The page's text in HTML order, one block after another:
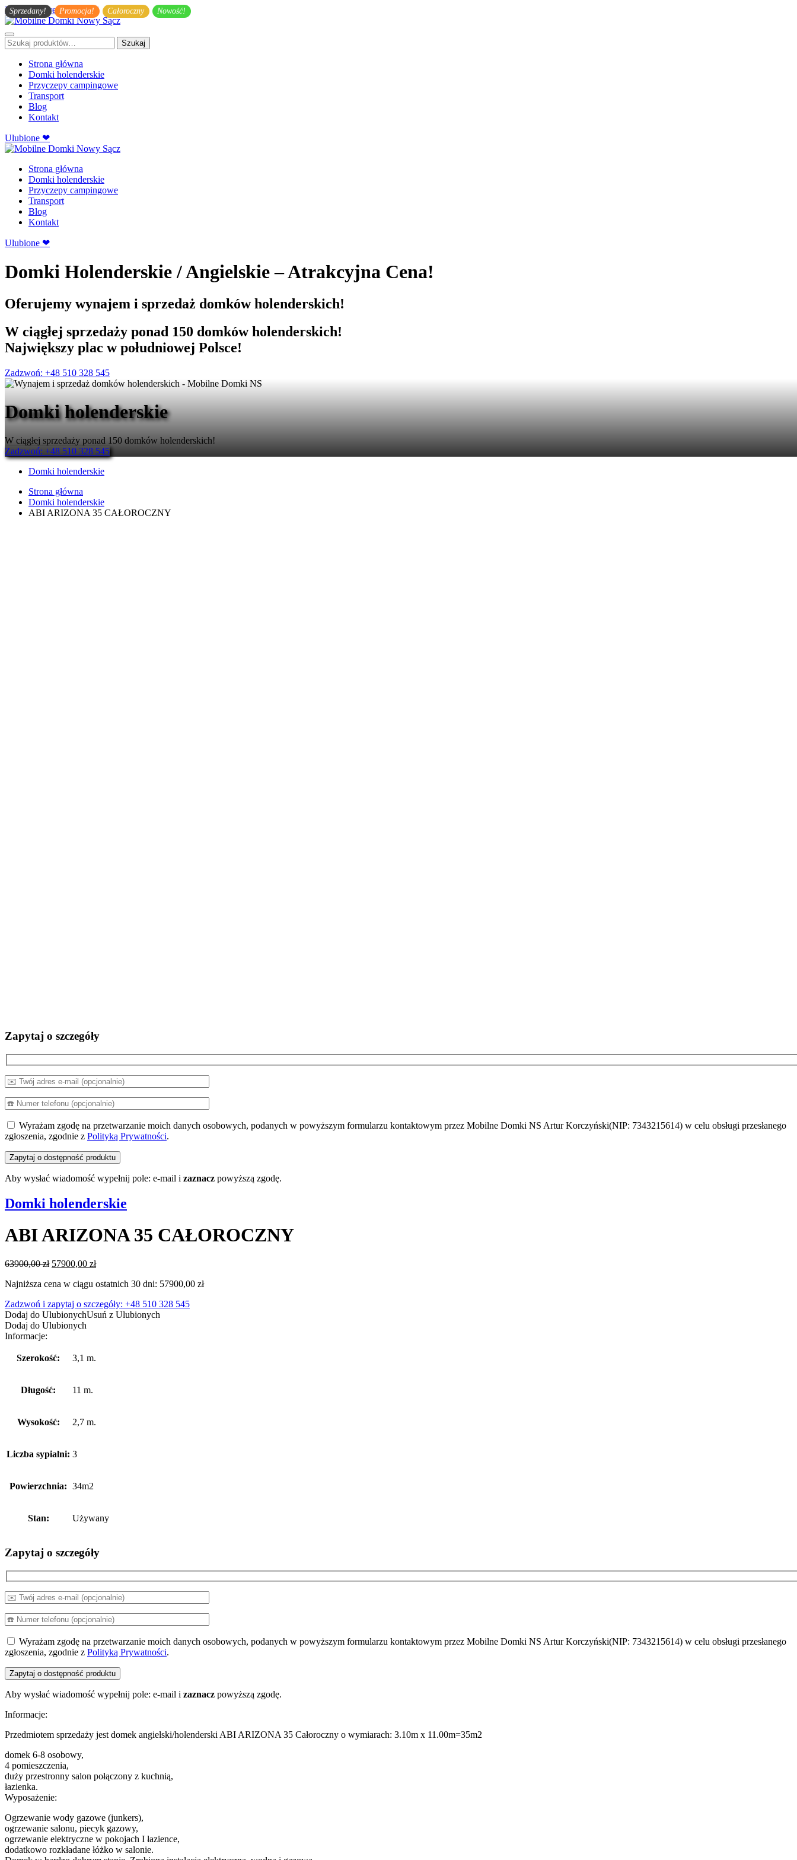
Przejdź do treści głównej
Szukaj: Szukaj
Strona główna
Domki holenderskie
Przyczepy campingowe
Transport
Blog
Kontakt
Ulubione ❤
Strona główna
Domki holenderskie
Przyczepy campingowe
Transport
Blog
Kontakt
Ulubione ❤
Domki Holenderskie/Angielskie– Atrakcyjna Cena!
Oferujemy wynajem i sprzedaż domków holenderskich!
W ciągłej sprzedaży ponad 150 domków holenderskich!
Największy plac w południowej Polsce!
Zadzwoń: +48 510 328 545
Domki holenderskie
W ciągłej sprzedaży ponad 150 domków holenderskich!
Zadzwoń: +48 510 328 545
Domki holenderskie
Strona główna
Domki holenderskie
ABI ARIZONA 35 CAŁOROCZNY
Sprzedany! Promocja! Całoroczny Nowość!
Zapytaj o szczegóły
Wyrażam zgodę na przetwarzanie moich danych osobowych, podanych w powyższym formularzu kontaktowym przez Mobilne Domki NS Artur Korczyński(NIP: 7343215614) w celu obsługi przesłanego
zgłoszenia, zgodnie z Polityką Prywatności.
Aby wysłać wiadomość wypełnij pole: e-mail i zaznacz powyższą zgodę.
Domki holenderskie
ABI ARIZONA 35 CAŁOROCZNY
63900,00zł Pierwotna
wynosiła:
57900,00 złAktualna
wynosi:
Najniższa cena w ciągu ostatnich 30 dni: 57900,00 zł
Zadzwoń i zapytaj o szczegóły: +48 510 328 545
Dodaj do UlubionychUsuń z Ulubionych
Dodaj do Ulubionych
Informacje:
Szerokość: 3,1 m.
Długość: 11 m.
Wysokość: 2,7 m.
Liczba sypialni: 3
Powierzchnia: 34m2
Stan: Używany
Zapytaj o szczegóły
Wyrażam zgodę na przetwarzanie moich danych osobowych, podanych w powyższym formularzu kontaktowym przez Mobilne Domki NS Artur Korczyński(NIP: 7343215614) w celu obsługi przesłanego
zgłoszenia, zgodnie z Polityką Prywatności.
Aby wysłać wiadomość wypełnij pole: e-mail i zaznacz powyższą zgodę.
Informacje:
Przedmiotem sprzedaży jest domek angielski/holenderski ABI ARIZONA 35 Całoroczny o wymiarach: 3.10m x 11.00m=35m2
domek 6-8 osobowy,
4 pomieszczenia,
duży przestronny salon połączony z kuchnią,
łazienka.
Wyposażenie:
Ogrzewanie wody gazowe (junkers),
ogrzewanie salonu, piecyk gazowy,
ogrzewanie elektryczne w pokojach I łazience,
dodatkowo rozkładane łóżko w salonie.